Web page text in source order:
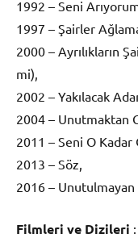
1992 – Seni
1997 – Şairler
2000 – Ayrılıkların
mi),
2002 – Yakılacak
2004 – Unutmaktan
2011 – Seni O Kadar
2013 – Söz,
2016 – Unutulmayan
Filmleri ve Dizileri :